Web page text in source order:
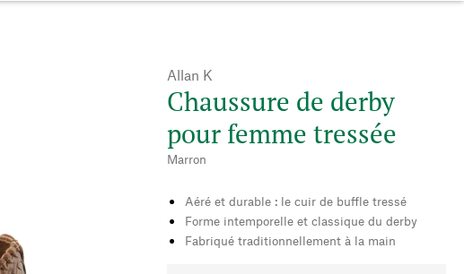
Allan K
Chaussure de derby
pour femme tressée
Marron
Aéré et durable : le cuir de buffle tressé
Forme intemporelle et classique du derby
Fabriqué traditionnellement à la main